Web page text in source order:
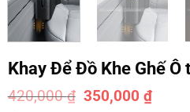
Khay Để Đồ Khe Ghế Ô
420,000₫ 350,000₫